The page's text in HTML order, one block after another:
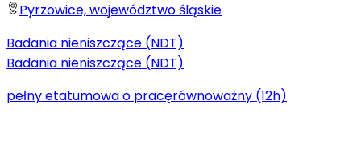
Pyrzowice, województwo śląskie
Badania nieniszczące (NDT)
Badania nieniszczące (NDT)
pełny etatumowa o pracęrównoważny (12h)